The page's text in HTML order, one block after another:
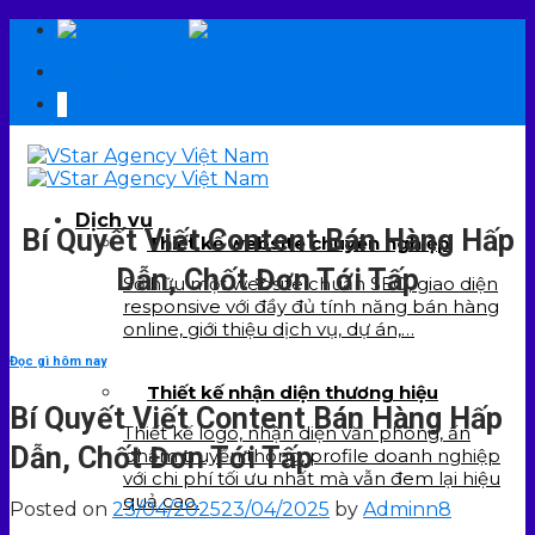
Skip
content
Dịch vụ
Thiết kế website chuyên nghiệp
Sở hữu một website chuẩn SEO, giao diện
responsive với đầy đủ tính năng bán hàng
online, giới thiệu dịch vụ, dự án,…
Thiết kế nhận diện thương hiệu
Thiết kế logo, nhận diện văn phòng, ấn
phẩm truyền thông, profile doanh nghiệp
với chi phí tối ưu nhất mà vẫn đem lại hiệu
quả cao.
Bí Quyết Viết Content Bán Hàng Hấp
Dẫn, Chốt Đơn Tới Tấp
Đọc gì hôm nay
Bí Quyết Viết Content Bán Hàng Hấp
Dẫn, Chốt Đơn Tới Tấp
Posted on 23/04/202523/04/2025 by Adminn8